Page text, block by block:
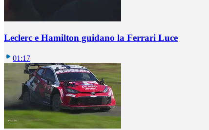
Leclerc e Hamilton guidano la Ferrari Luce
01:17